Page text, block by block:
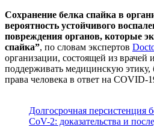
Сохранение белка спайка в
вероятность устойчивого
повреждения органов, которые
спайка”, по словам экспертов
организации, состоящей из врачей
поддерживать медицинскую этику,
права человека в ответ на COVID-
Долгосрочная персистенция
CoV-2: доказательства и